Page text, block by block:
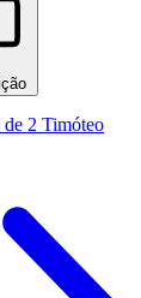
de 2 Timóteo